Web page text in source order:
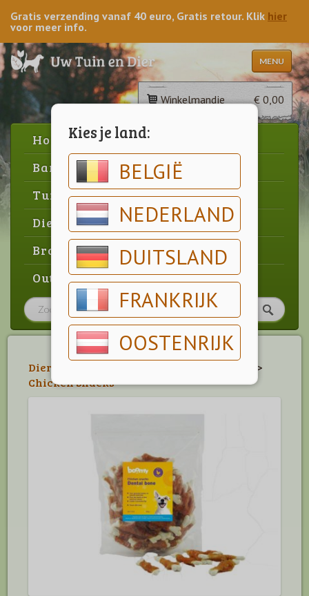
Kies je land:
BELGIË
NEDERLAND
DUITSLAND
FRANKRIJK
OOSTENRIJK
Gratis verzending vanaf 40 euro, Gratis retour. Klik hier
voor meer info.
MENU
Winkelmandje € 0,00
Home
Barbecue
Tuin
Dier
Brood & gebak
Outlet
Dier
>
Chicken Snacks